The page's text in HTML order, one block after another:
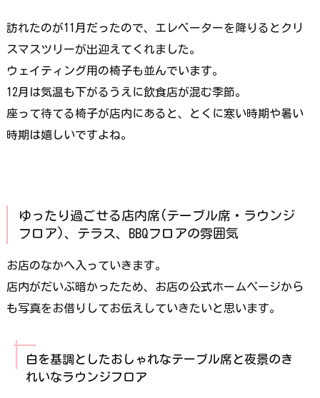
訪れたのが11月だったので、エレベーターを降りるとクリ
スマスツリーが出迎えてくれました。
ウェイティング用の椅子も並んでいます。
12月は気温も下がるうえに飲食店が混む季節。
座って待てる椅子が店内にあると、とくに寒い時期や暑い
時期は嬉しいですよね。
ゆったり過ごせる店内席(テーブル席・ラウンジ
フロア)、テラス、BBQフロアの雰囲気
お店のなかへ入っていきます。
店内がだいぶ暗かったため、お店の公式ホームページから
も写真をお借りしてお伝えしていきたいと思います。
白を基調としたおしゃれなテーブル席と夜景のき
れいなラウンジフロア